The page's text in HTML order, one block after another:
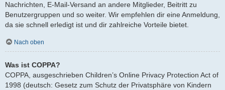
Nachrichten, E-Mail-Versand an andere Mitglieder, Beitritt zu
Benutzergruppen und so weiter. Wir empfehlen dir eine Anmeldung,
da sie schnell erledigt ist und dir zahlreiche Vorteile bietet.
Nach oben
Was ist COPPA?
COPPA, ausgeschrieben Children’s Online Privacy Protection Act of
1998 (deutsch: Gesetz zum Schutz der Privatsphäre von Kindern